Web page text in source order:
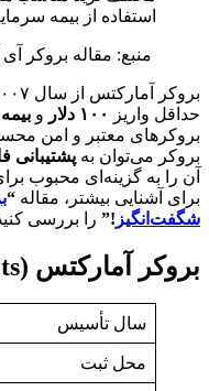
استفاده از بیمه سرمایه تا ۲۰,۰۰۰ یورو نیز
منبع: مقاله بروکر آی
حداقل واریز
۱۰۰ دلار و بیمه
بروکرهای معتبر و امن
بروکر می‌توان به پشتیبانی
آن را به گزینه‌ای محبوب
برای آشنایی بیشتر، مقاله “
شگفت‌انگیز !” را بررسی
بروکر آمارکتس (Amarkets)
سال تأسیس
محل ثبت